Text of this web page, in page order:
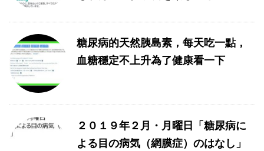
糖尿病的天然胰島素，每天吃一點，
血糖穩定不上升為了健康看一下
２０１９年２月・月曜日「糖尿病に
よる目の病気（網膜症）のはなし」